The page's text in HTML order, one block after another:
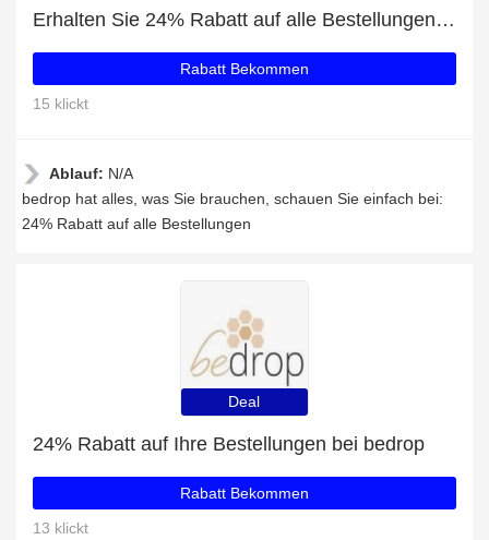
Erhalten Sie 24% Rabatt auf alle Bestellungen bei bedrop
Rabatt Bekommen
15 klickt
Ablauf: N/A
bedrop hat alles, was Sie brauchen, schauen Sie einfach bei:
24% Rabatt auf alle Bestellungen
Deal
24% Rabatt auf Ihre Bestellungen bei bedrop
Rabatt Bekommen
13 klickt